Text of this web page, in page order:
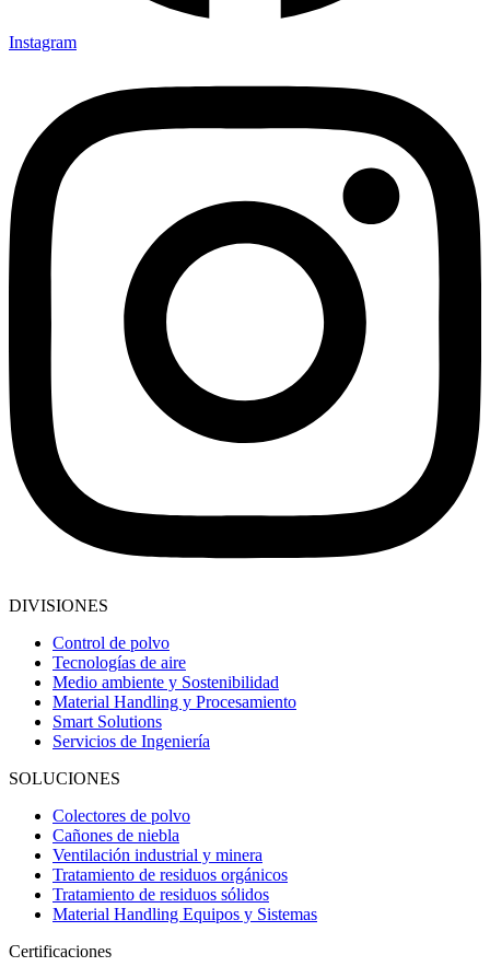
Instagram
DIVISIONES
Control de polvo
Tecnologías de aire
Medio ambiente y Sostenibilidad
Material Handling y Procesamiento
Smart Solutions
Servicios de Ingeniería
SOLUCIONES
Colectores de polvo
Cañones de niebla
Ventilación industrial y minera
Tratamiento de residuos orgánicos
Tratamiento de residuos sólidos
Material Handling Equipos y Sistemas
Certificaciones